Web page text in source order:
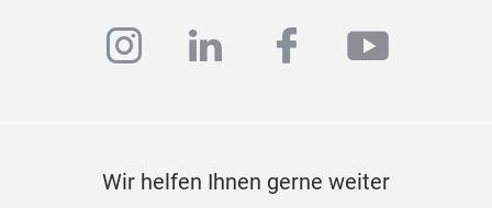
instagram
linkedinfacebook
Wir helfen Ihnen gerne weiter